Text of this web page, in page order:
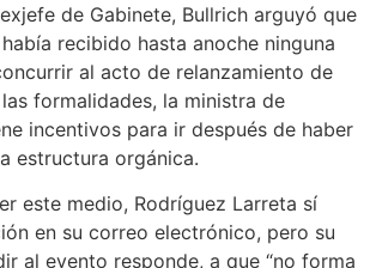
de Gabinete, Bullrich arguyó que
recibido hasta anoche ninguna
al acto de relanzamiento de
formalidades, la ministra de
incentivos para ir después de haber
estructura orgánica.
este medio, Rodríguez Larreta sí
en su correo electrónico, pero su
al evento responde, a que “no forma